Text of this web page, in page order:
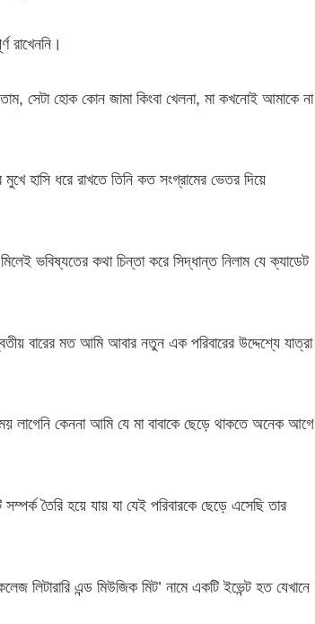
সেটা হোক কোন জামা কিংবা খেলনা, মা কখনোই আমাকে না
হাসি ধরে রাখতে তিনি কত সংগ্রামের ভেতর দিয়ে
ভবিষ্যতের কথা চিন্তা করে সিদ্ধান্ত নিলাম যে ক্যাডেট
বারের মত আমি আবার নতুন এক পরিবারের উদ্দেশ্যে যাত্রা
লাগেনি কেননা আমি যে মা বাবাকে ছেড়ে থাকতে অনেক আগে
তৈরি হয়ে যায় যা যেই পরিবারকে ছেড়ে এসেছি তার
লিটারারি এন্ড মিউজিক মিট’ নামে একটি ইভেন্ট হত যেখানে